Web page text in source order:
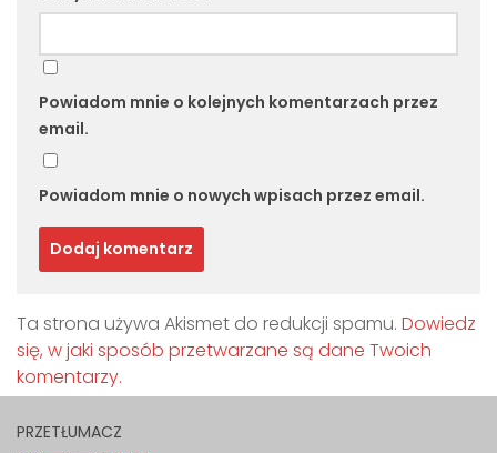
Powiadom mnie o kolejnych komentarzach przez
email.
Powiadom mnie o nowych wpisach przez email.
Ta strona używa Akismet do redukcji spamu. Dowiedz
się, w jaki sposób przetwarzane są dane Twoich
komentarzy.
PRZETŁUMACZ